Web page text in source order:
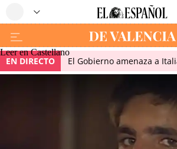
Leer en Castellano
EN DIRECTO El Gobierno amenaza a